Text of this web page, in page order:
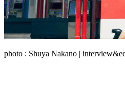
photo : Shuya Nakano |